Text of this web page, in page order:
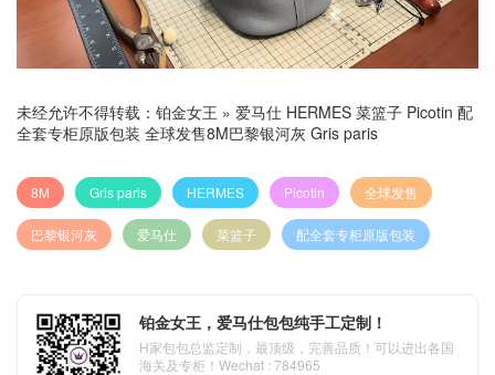
未经允许不得转载： 铂金女王 » 爱马仕 HERMES 菜篮子 Picotin 配
全套专柜原版包装 全球发售8M巴黎银河灰 Gris paris
8M Gris paris HERMES Picotin 全球发售
巴黎银河灰 爱马仕 菜篮子 配全套专柜原版包装
铂金女王，爱马仕包包纯手工定制！
H家包包总监定制，最顶级，完善品质！可以进出各国
海关及专柜！Wechat : 784965